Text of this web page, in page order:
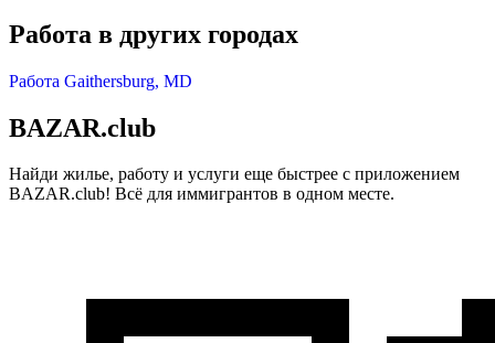
Работа в других городах
Работа Gaithersburg, MD
BAZAR.club
Найди жилье, работу и услуги еще быстрее с приложением
BAZAR.club! Всё для иммигрантов в одном месте.